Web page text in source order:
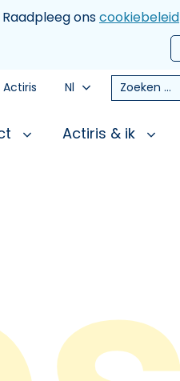
onscookiebeleid
Nl Zoeken
Actiris & ik